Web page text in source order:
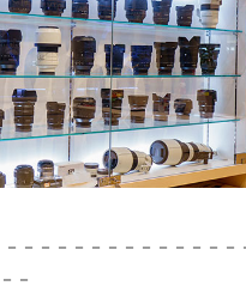
－－－－－－－－－－－－－
－